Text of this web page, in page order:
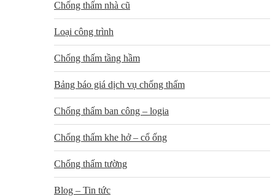
Chống thấm nhà cũ
Loại công trình
Chống thấm tầng hầm
Bảng báo giá dịch vụ chống thấm
Chống thấm ban công – logia
Chống thấm khe hở – cổ ống
Chống thấm tường
Blog – Tin tức